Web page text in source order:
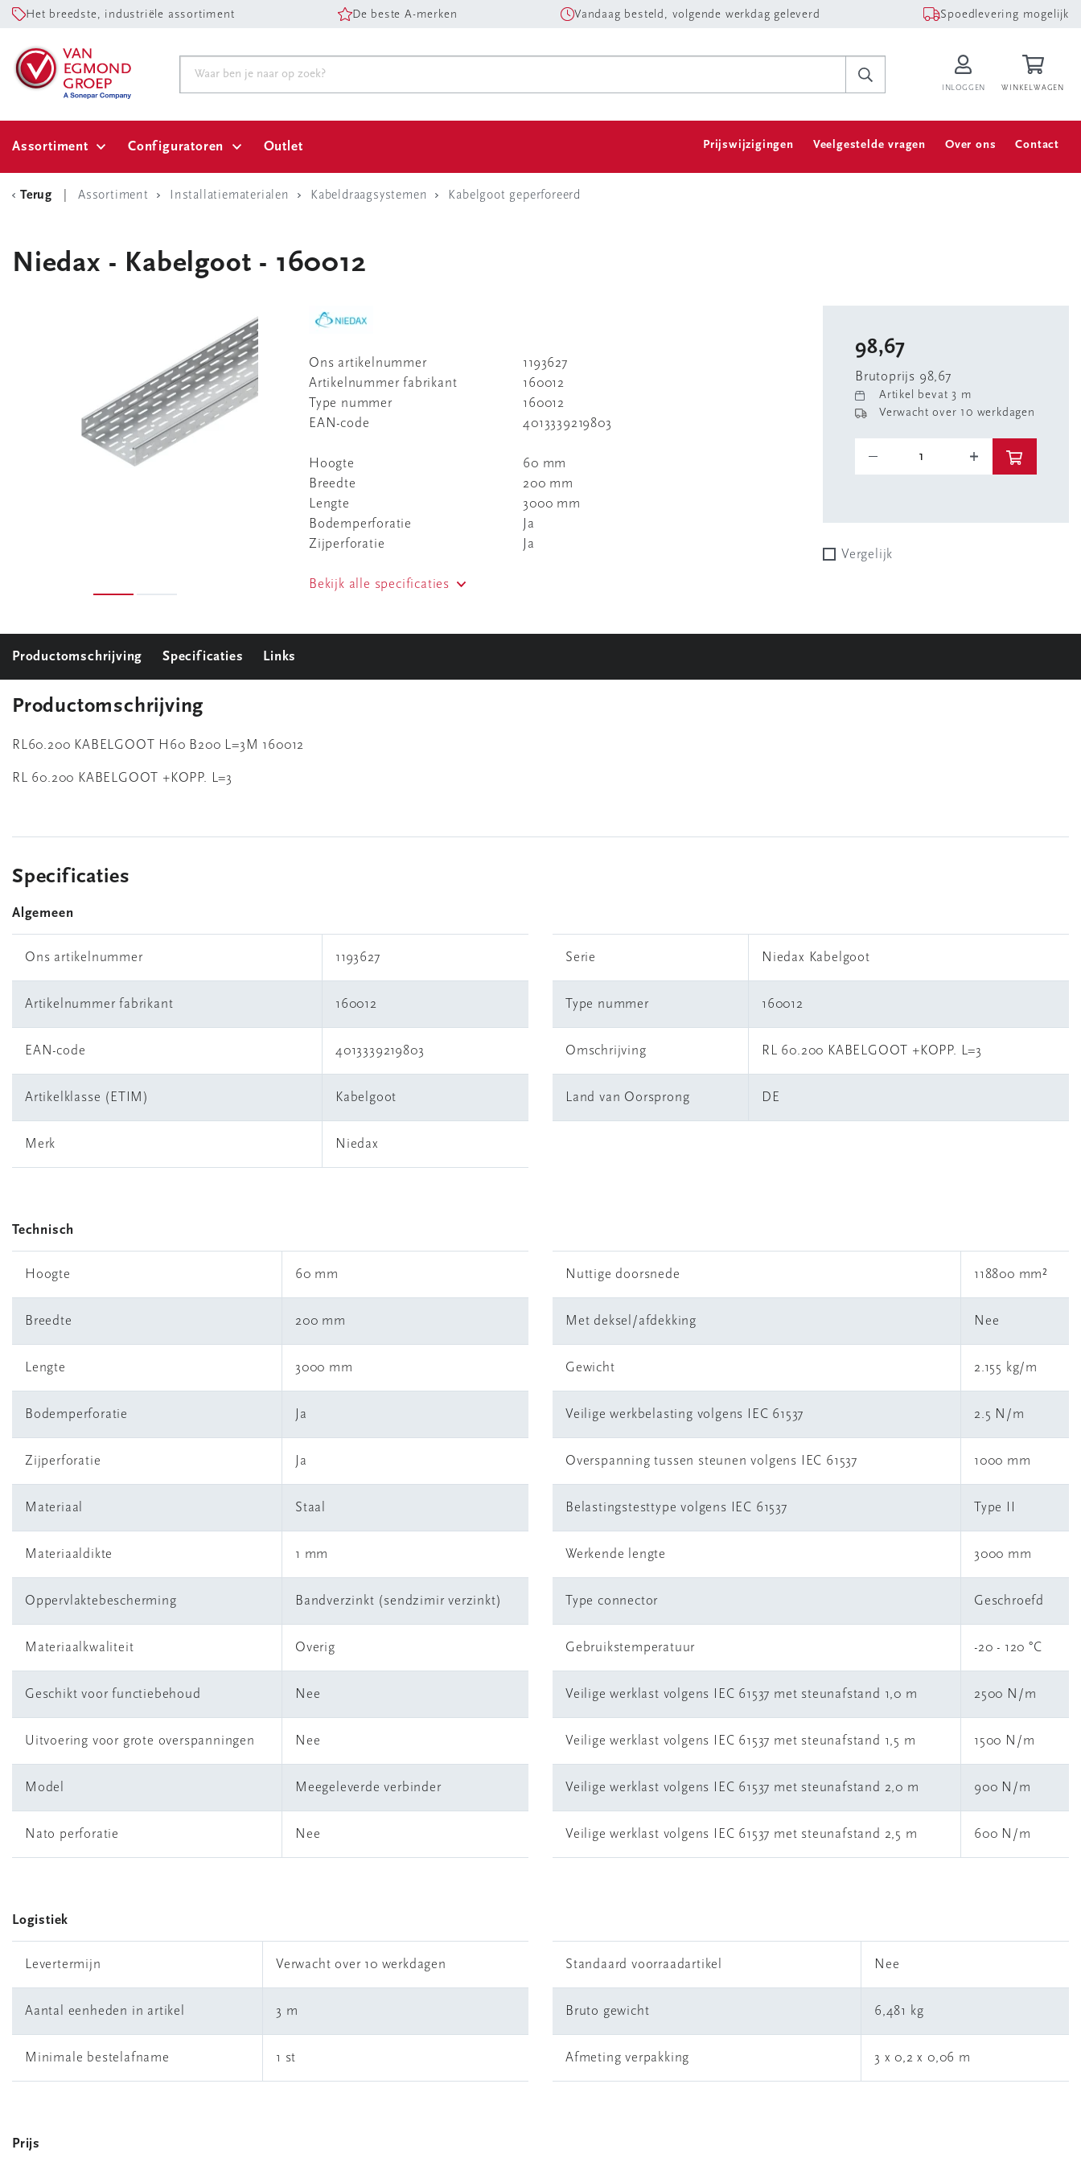
Het breedste, industriële assortiment De beste A-merken Vandaag besteld, volgende werkdag geleverd Spoedlevering mogelijk
INLOGGEN WINKELWAGEN
Assortiment Configuratoren Outlet Prijswijzigingen Veelgestelde vragen Over ons Contact
Terug Assortiment Installatiematerialen Kabeldraagsystemen Kabelgoot geperforeerd
Niedax - Kabelgoot - 160012
Ons artikelnummer
1193627
Artikelnummer fabrikant
160012
Type nummer
160012
EAN-code
4013339219803
Hoogte
60 mm
Breedte
200 mm
Lengte
3000 mm
Bodemperforatie
Ja
Zijperforatie
Ja
Bekijk alle specificaties
98,67
Brutoprijs 98,67
Artikel bevat 3 m
Verwacht over 10 werkdagen
Vergelijk
Productomschrijving Specificaties Links
Productomschrijving
RL60.200 KABELGOOT H60 B200 L=3M 160012
RL 60.200 KABELGOOT +KOPP. L=3
Specificaties
Algemeen
Ons artikelnummer 1193627
Artikelnummer fabrikant 160012
EAN-code 4013339219803
Artikelklasse (ETIM) Kabelgoot
Merk Niedax
Serie Niedax Kabelgoot
Type nummer 160012
Omschrijving RL 60.200 KABELGOOT +KOPP. L=3
Land van Oorsprong DE
Technisch
Hoogte 60 mm
Breedte 200 mm
Lengte 3000 mm
Bodemperforatie Ja
Zijperforatie Ja
Materiaal Staal
Materiaaldikte 1 mm
Oppervlaktebescherming Bandverzinkt (sendzimir verzinkt)
Materiaalkwaliteit Overig
Geschikt voor functiebehoud Nee
Uitvoering voor grote overspanningen Nee
Model Meegeleverde verbinder
Nato perforatie Nee
Nuttige doorsnede 118800 mm²
Met deksel/afdekking Nee
Gewicht 2.155 kg/m
Veilige werkbelasting volgens IEC 61537 2.5 N/m
Overspanning tussen steunen volgens IEC 61537 1000 mm
Belastingstesttype volgens IEC 61537 Type II
Werkende lengte 3000 mm
Type connector Geschroefd
Gebruikstemperatuur -20 - 120 °C
Veilige werklast volgens IEC 61537 met steunafstand 1,0 m 2500 N/m
Veilige werklast volgens IEC 61537 met steunafstand 1,5 m 1500 N/m
Veilige werklast volgens IEC 61537 met steunafstand 2,0 m 900 N/m
Veilige werklast volgens IEC 61537 met steunafstand 2,5 m 600 N/m
Logistiek
Levertermijn Verwacht over 10 werkdagen
Aantal eenheden in artikel 3 m
Minimale bestelafname 1 st
Standaard voorraadartikel Nee
Bruto gewicht 6,481 kg
Afmeting verpakking 3 x 0,2 x 0,06 m
Prijs